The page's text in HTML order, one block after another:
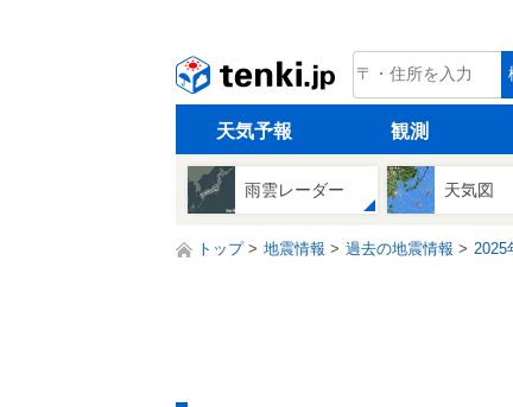
tenki.jp
天気予報 観測
雨雲レーダー 天気図
トップ 地震情報 過去の地震情報 2025